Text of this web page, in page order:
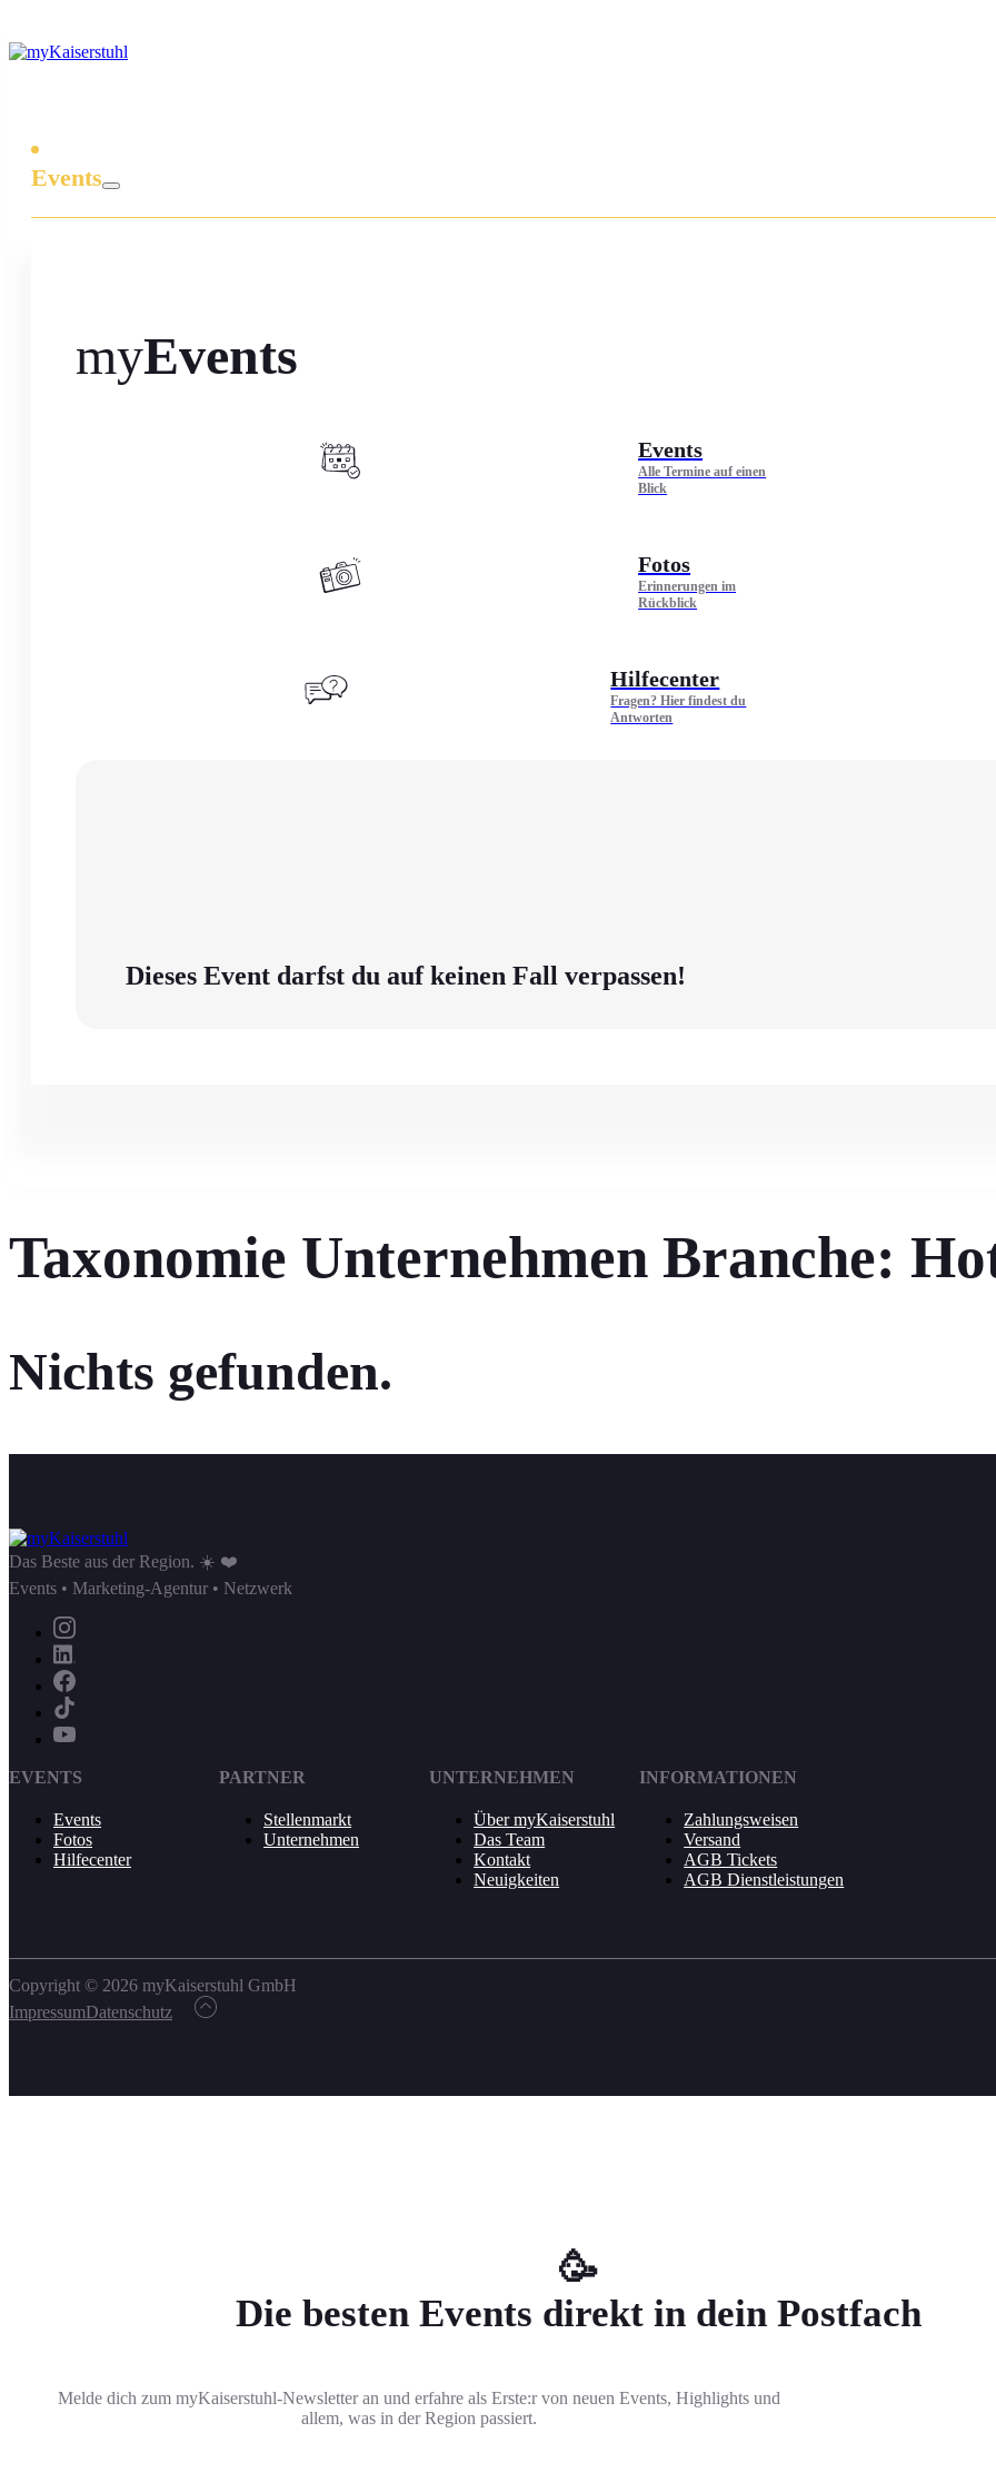
Events
myEvents
Events
Alle Termine auf einen
Blick
Fotos
Erinnerungen im
Rückblick
Hilfecenter
Fragen? Hier findest du
Antworten
Dieses Event darfst du auf keinen Fall verpassen!
Taxonomie Unternehmen Branche:
Nichts gefunden.
Das Beste aus der Region. ☀️ ❤️
Events • Marketing-Agentur • Netzwerk
EVENTS
Events
Fotos
Hilfecenter
PARTNER
Stellenmarkt
Unternehmen
UNTERNEHMEN
Über myKaiserstuhl
Das Team
Kontakt
Neuigkeiten
INFORMATIONEN
Zahlungsweisen
Versand
AGB Tickets
AGB Dienstleistungen
Copyright © 2026 myKaiserstuhl GmbH
ImpressumDatenschutz
🥳
Die besten Events direkt in dein Postfach
Melde dich zum myKaiserstuhl-Newsletter an und erfahre als Erste:r von neuen Events, Highlights und
allem, was in der Region passiert.